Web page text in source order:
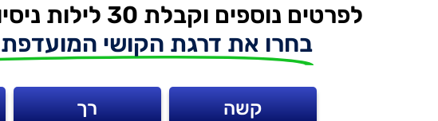
לפרטים נוספים וקבלת 30 לילות ניסיון + זוג כריות מתנה
בחרו את דרגת הקושי
קשה רך